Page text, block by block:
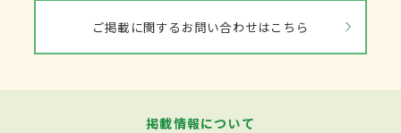
ご掲載に関するお問い合わせはこちら
掲載情報について